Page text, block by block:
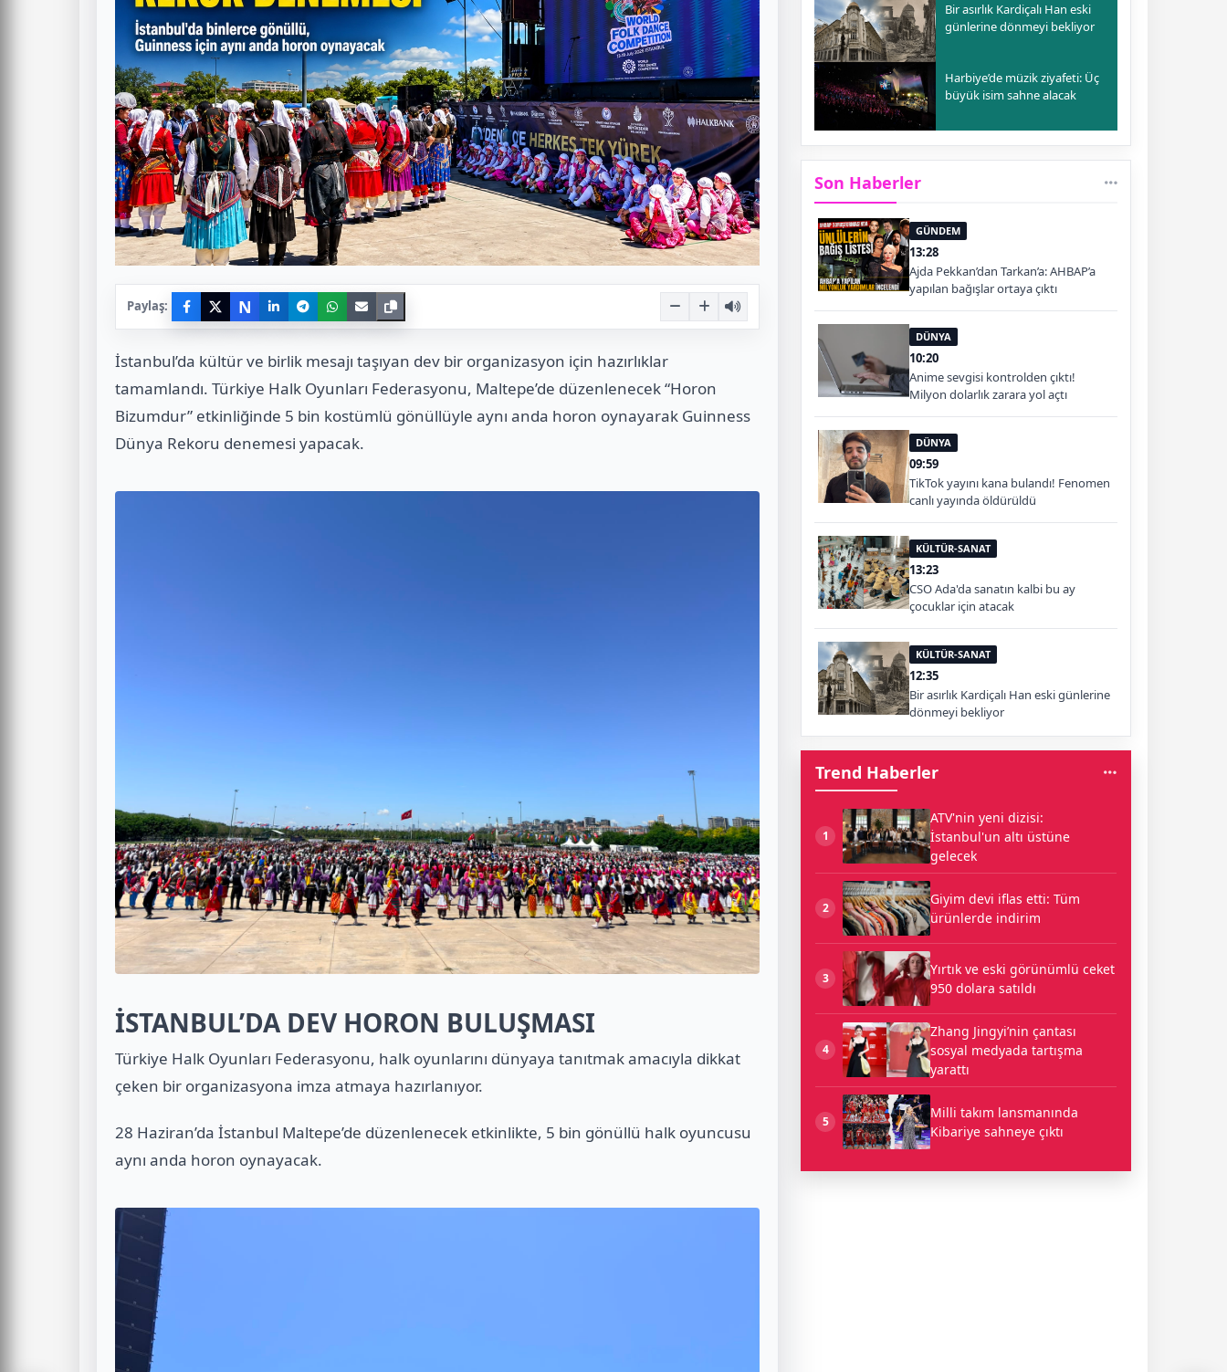
Paylaş: N
İstanbul’da kültür ve birlik mesajı taşıyan dev bir organizasyon için hazırlıklar
tamamlandı. Türkiye Halk Oyunları Federasyonu, Maltepe’de düzenlenecek “Horon
Bizumdur” etkinliğinde 5 bin kostümlü gönüllüyle aynı anda horon oynayarak Guinness
Dünya Rekoru denemesi yapacak.
İSTANBUL’DA DEV HORON BULUŞMASI
Türkiye Halk Oyunları Federasyonu, halk oyunlarını dünyaya tanıtmak amacıyla dikkat
çeken bir organizasyona imza atmaya hazırlanıyor.
28 Haziran’da İstanbul Maltepe’de düzenlenecek etkinlikte, 5 bin gönüllü halk oyuncusu
aynı anda horon oynayacak.
Bir asırlık Kardiçalı Han eski
günlerine dönmeyi bekliyor
Harbiye’de müzik ziyafeti: Üç
büyük isim sahne alacak
Son Haberler
GÜNDEM
13:28
Ajda Pekkan’dan Tarkan’a: AHBAP’a
yapılan bağışlar ortaya çıktı
DÜNYA
10:20
Anime sevgisi kontrolden çıktı!
Milyon dolarlık zarara yol açtı
DÜNYA
09:59
TikTok yayını kana bulandı! Fenomen
canlı yayında öldürüldü
KÜLTÜR-SANAT
13:23
CSO Ada'da sanatın kalbi bu ay
çocuklar için atacak
KÜLTÜR-SANAT
12:35
Bir asırlık Kardiçalı Han eski günlerine
dönmeyi bekliyor
Trend Haberler
1
ATV'nin yeni dizisi:
İstanbul'un altı üstüne
gelecek
2
Giyim devi iflas etti: Tüm
ürünlerde indirim
3
Yırtık ve eski görünümlü ceket
950 dolara satıldı
4
Zhang Jingyi’nin çantası
sosyal medyada tartışma
yarattı
5
Milli takım lansmanında
Kibariye sahneye çıktı